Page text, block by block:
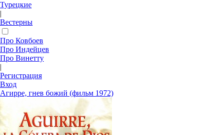
Турецкие
|
Вестерны
Про Ковбоев
Про Индейцев
Про Винетту
|
Регистрация
Вход
Агирре, гнев божий (фильм 1972)